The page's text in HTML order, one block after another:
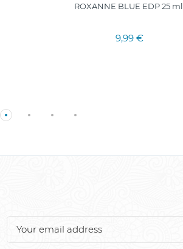
ROXANNE BLUE EDP 25 ml.
9,99 €